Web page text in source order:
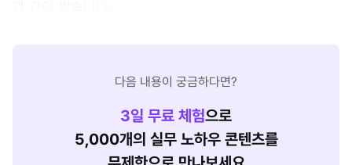
다음 내용이 궁금하다면?
3일 무료 체험으로
5,000개의 실무 노하우 콘텐츠를